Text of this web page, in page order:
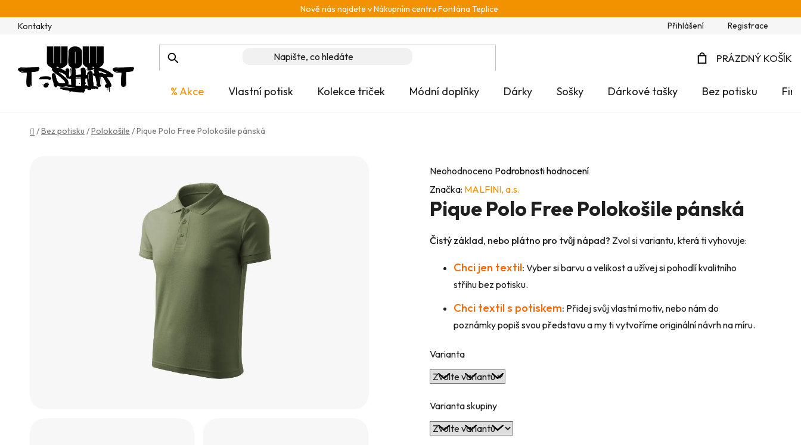
na
obsah
Nově nás najdete v Nákupním centru Fontána Teplice
Kontakty
Přihlášení Registrace
PRÁZDNÝ KOŠÍK
% Akce Vlastní potisk Kolekce triček Módní doplňky Dárky Sošky Dárkové tašky Bez potisku
Domů
/Bez potisku /Polokošile /Pique Polo Free Polokošile pánská
Průměrné
hodnocení
produktu
je
0,0
hvězdiček.
Neohodnoceno Podrobnosti hodnocení
Značka: MALFINI, a.s.
Pique Polo Free Polokošile pánská
Čistý základ, nebo plátno pro tvůj nápad? Zvol si variantu, která ti vyhovuje:
Chci jen textil: Vyber si barvu a velikost a užívej si pohodlí kvalitního
střihu bez potisku.
Chci textil s potiskem: Přidej svůj vlastní motiv, nebo nám do
poznámky popiš svou představu a my ti vytvoříme originální návrh na míru.
Varianta
Varianta skupiny